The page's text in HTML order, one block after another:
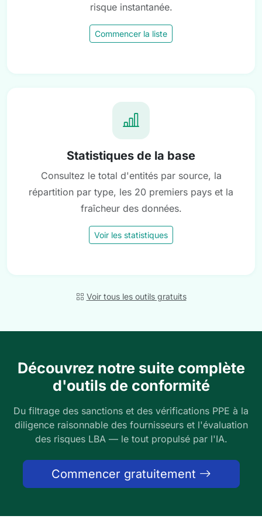
risque instantanée.
Commencer la liste
Statistiques de la base
Consultez le total d'entités par source, la
répartition par type, les 20 premiers pays et la
fraîcheur des données.
Voir les statistiques
Voir tous les outils gratuits
Découvrez notre suite complète
d'outils de conformité
Du filtrage des sanctions et des vérifications PPE à la
diligence raisonnable des fournisseurs et l'évaluation
des risques LBA — le tout propulsé par l'IA.
Commencer gratuitement